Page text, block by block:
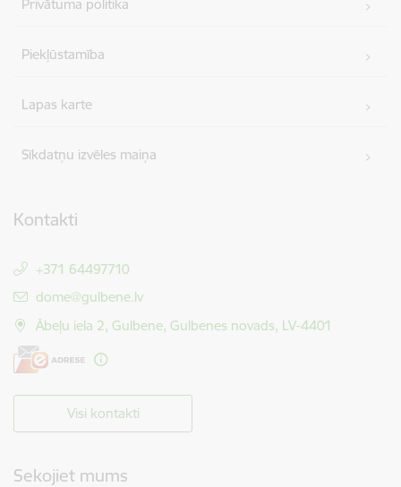
Privātuma politika
Piekļūstamība
Lapas karte
Sīkdatņu izvēles maiņa
Kontakti
+371 64497710
E-pasts:
dome@gulbene.lv
Ābeļu iela 2, Gulbene, Gulbenes novads, LV-4401
Visi kontakti
Sekojiet mums